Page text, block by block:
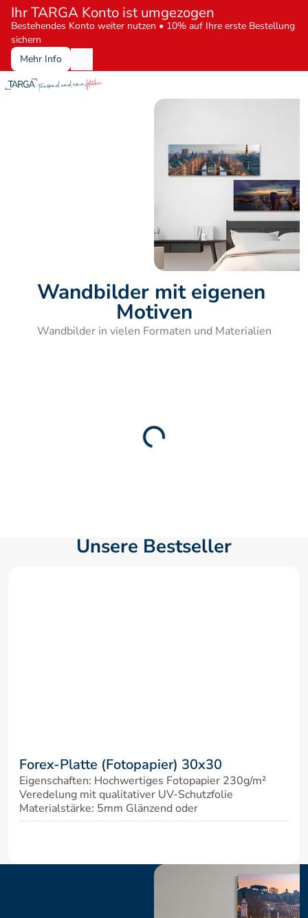
Ihr TARGA Konto ist umgezogen
Bestehendes Konto weiter nutzen • 10% auf Ihre erste Bestellung
sichern
Mehr Info
Wandbilder mit eigenen
Motiven
Wandbilder in vielen Formaten und Materialien
Unsere Bestseller
Forex-Platte (Fotopapier) 30x30
Eigenschaften: Hochwertiges Fotopapier 230g/m²
Veredelung mit qualitativer UV-Schutzfolie
Materialstärke: 5mm Glänzend oder